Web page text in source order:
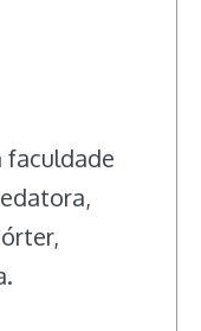
faculdade